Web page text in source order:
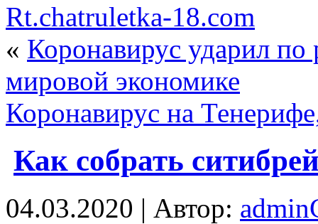
Rt.chatruletka-18.com
« Коронавирус ударил
мировой экономике
Коронавирус на
Как собрать
04.03.2020 | Автор: